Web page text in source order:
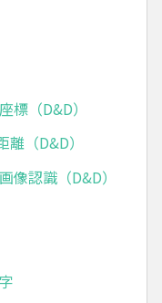
標（D&D）
（D&D）
像認識（D&D）